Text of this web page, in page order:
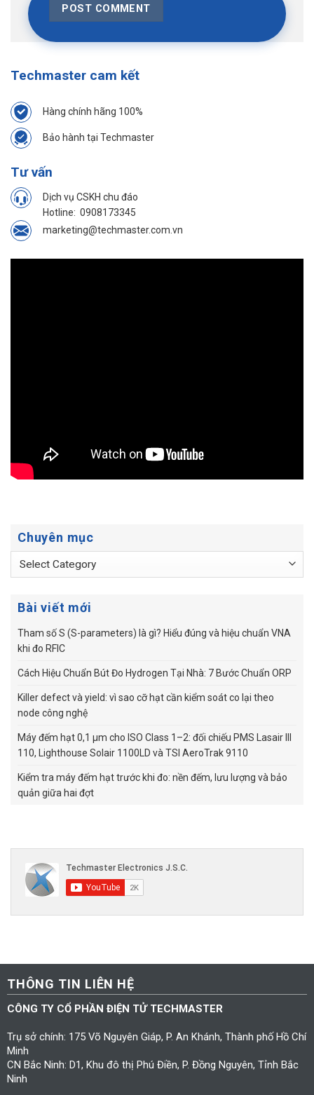
Techmaster cam kết
Hàng chính hãng 100%
Bảo hành tại Techmaster
Tư vấn
Dịch vụ CSKH chu đáo
Hotline: 0908173345
marketing@techmaster.com.vn
Chuyên mục
Chuyên
mục
Bài viết mới
Tham số S (S-parameters) là gì? Hiểu đúng và hiệu chuẩn VNA
khi đo RFIC
Cách Hiệu Chuẩn Bút Đo Hydrogen Tại Nhà: 7 Bước Chuẩn ORP
Killer defect và yield: vì sao cỡ hạt cần kiểm soát co lại theo
node công nghệ
Máy đếm hạt 0,1 µm cho ISO Class 1–2: đối chiếu PMS Lasair III
110, Lighthouse Solair 1100LD và TSI AeroTrak 9110
Kiểm tra máy đếm hạt trước khi đo: nền đếm, lưu lượng và bảo
quản giữa hai đợt
THÔNG TIN LIÊN HỆ
CÔNG TY CỔ PHẦN ĐIỆN TỬ TECHMASTER
Trụ sở chính: 175 Võ Nguyên Giáp, P. An Khánh, Thành phố Hồ Chí
Minh
CN Bắc Ninh: D1, Khu đô thị Phú Điền, P. Đồng Nguyên, Tỉnh Bắc
Ninh